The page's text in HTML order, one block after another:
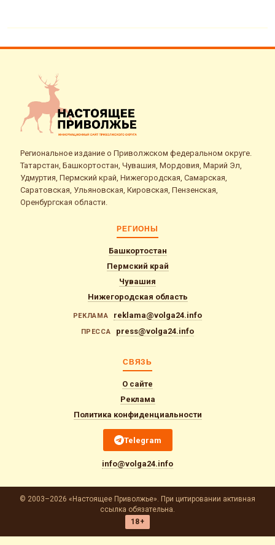
Региональное издание о Приволжском федеральном округе.
Татарстан, Башкортостан, Чувашия, Мордовия, Марий Эл,
Удмуртия, Пермский край, Нижегородская, Самарская,
Саратовская, Ульяновская, Кировская, Пензенская,
Оренбургская области.
РЕГИОНЫ
Башкортостан
Пермский край
Чувашия
Нижегородская область
РЕКЛАМА reklama@volga24.info
ПРЕССА press@volga24.info
СВЯЗЬ
О сайте
Реклама
Политика конфиденциальности
Telegram
info@volga24.info
© 2003–2026 «Настоящее Приволжье». При цитировании активная
ссылка обязательна.
18+